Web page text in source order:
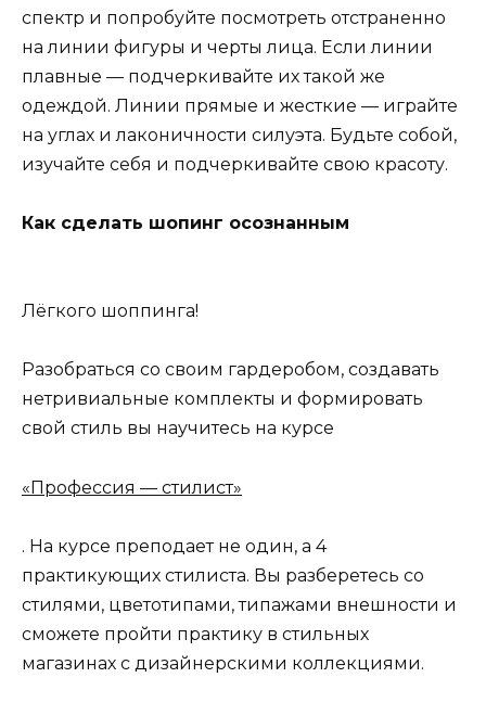
спектр и попробуйте посмотреть отстраненно
на линии фигуры и черты лица. Если линии
плавные — подчеркивайте их такой же
одеждой. Линии прямые и жесткие — играйте
на углах и лаконичности силуэта. Будьте собой,
изучайте себя и подчеркивайте свою красоту.
Как сделать шопинг осознанным
Лёгкого шоппинга!
Разобраться со своим гардеробом, создавать
нетривиальные комплекты и формировать
свой стиль вы научитесь на курсе
«Профессия — стилист»
. На курсе преподает не один, а 4
практикующих стилиста. Вы разберетесь со
стилями, цветотипами, типажами внешности и
сможете пройти практику в стильных
магазинах с дизайнерскими коллекциями.